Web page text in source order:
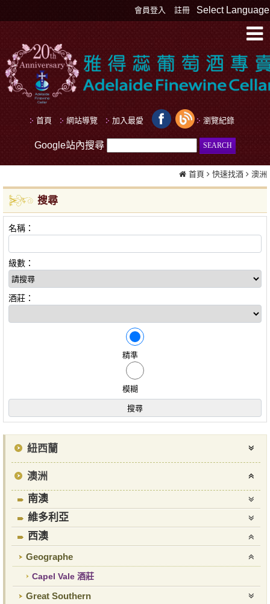
Select Language
會員登入 註冊
首頁 網站導覽 加入最愛 瀏覽紀錄
Google站內搜尋
首頁 快速找酒 澳洲
搜尋
名稱：
級數：
酒莊：
精準
模糊
紐西蘭
澳洲
南澳
維多利亞
西澳
Geographe
Capel Vale 酒莊
Great Southern